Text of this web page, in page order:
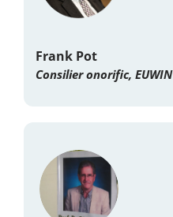
Frank Pot
Consilier onorific, EUWIN